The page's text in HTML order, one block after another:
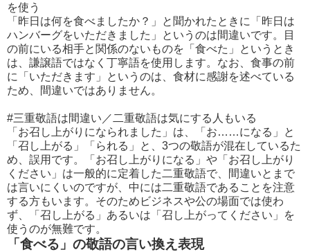
を使う
「昨日は何を食べましたか？」と聞かれたときに「昨日は
ハンバーグをいただきました」というのは間違いです。目
の前にいる相手と関係のないものを「食べた」というとき
は、謙譲語ではなく丁寧語を使用します。なお、食事の前
に「いただきます」というのは、食材に感謝を述べている
ため、間違いではありません。
#三重敬語は間違い／二重敬語は気にする人もいる
「お召し上がりになられました」は、「お……になる」と
「召し上がる」「られる」と、3つの敬語が混在しているた
め、誤用です。「お召し上がりになる」や「お召し上がり
ください」は一般的に定着した二重敬語で、間違いとまで
は言いにくいのですが、中には二重敬語であることを注意
する方もいます。そのためビジネスや公の場面では使わ
ず、「召し上がる」あるいは「召し上がってください」を
使うのが無難です。
「食べる」の敬語の言い換え表現